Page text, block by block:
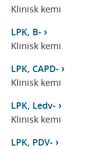
Klinisk kemi
LPK, B-
Klinisk kemi
LPK, CAPD-
Klinisk kemi
LPK, Ledv-
Klinisk kemi
LPK, PDV-